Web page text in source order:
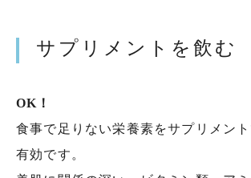
サプリメントを飲む
OK！
食事で足りない栄養素をサプリメン
有効です。